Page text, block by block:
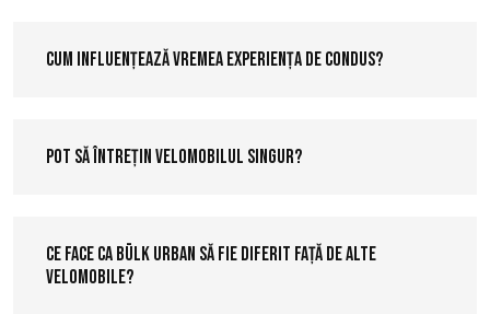
Cum influențează vremea experiența de condus?
Pot să întrețin velomobilul singur?
Ce face ca Bülk Urban să fie diferit față de alte
velomobile?